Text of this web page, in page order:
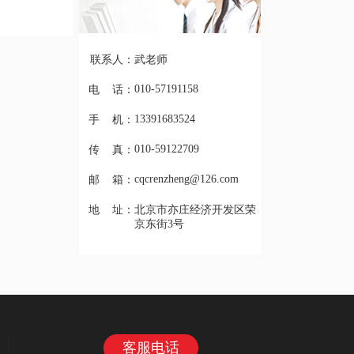
联系人： 武老师
电 话： 010-57191158
手 机： 13391683524
传 真： 010-59122709
邮 箱： cqcrenzheng@126.com
地 址： 北京市亦庄经济开发区荣
京东街3号
客服电话